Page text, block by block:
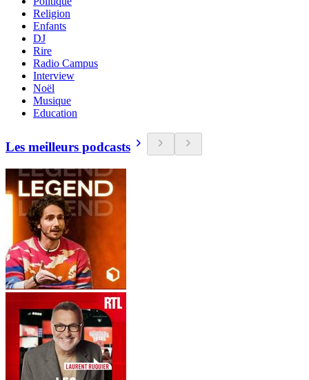
Religion
Enfants
DJ
Rire
Radio Campus
Interview
Noël
Musique
Education
Les meilleurs podcasts